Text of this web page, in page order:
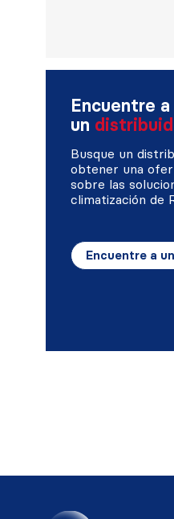
Encuentre a
un
Busque un
obtener una
sobre las
climatización de
Encuentre a